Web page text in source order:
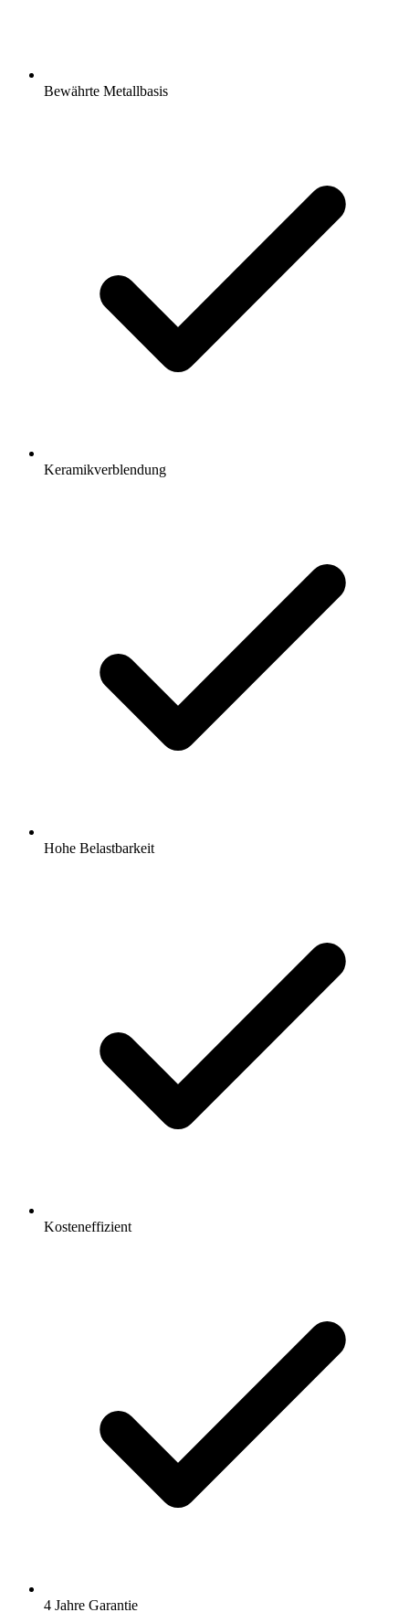
Bewährte Metallbasis
Keramikverblendung
Hohe Belastbarkeit
Kosteneffizient
4 Jahre Garantie